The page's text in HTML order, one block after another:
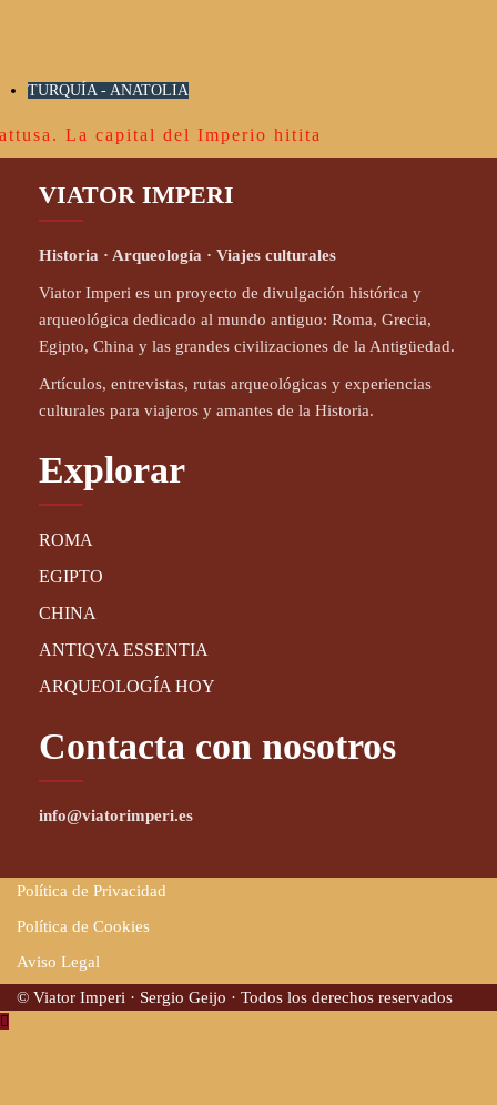
TURQUÍA - ANATOLIA
La capital del Imperio hitita
VIATOR IMPERI
Historia · Arqueología · Viajes culturales
Viator Imperi es un proyecto de divulgación histórica y
arqueológica dedicado al mundo antiguo: Roma, Grecia,
Egipto, China y las grandes civilizaciones de la Antigüedad.
Artículos, entrevistas, rutas arqueológicas y experiencias
culturales para viajeros y amantes de la Historia.
Explorar
ROMA
EGIPTO
CHINA
ANTIQVA ESSENTIA
ARQUEOLOGÍA HOY
Contacta con nosotros
info@viatorimperi.es
Política de Privacidad
Política de Cookies
Aviso Legal
© Viator Imperi · Sergio Geijo · Todos los derechos reservados